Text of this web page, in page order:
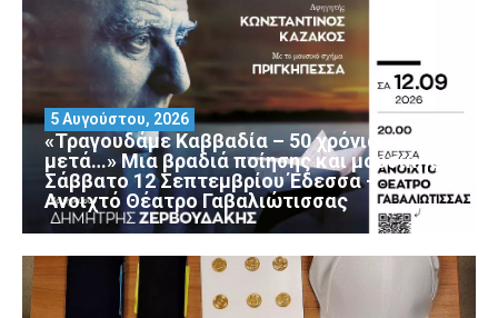
«Τραγουδάμε Καββαδία – 50 χρόνια
μετά…» Μια βραδιά ποίησης και μουσικής
Σάββατο 12 Σεπτεμβρίου Έδεσσα –
Ανοιχτό Θέατρο Γαβαλιώτισσας
5 Αυγούστου, 2026